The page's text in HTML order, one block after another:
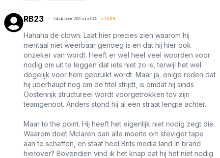
RB23 24 oktober 2025 om 9:55 + 1500
Hahaha de clown. Laat hier precies zien waarom hij
mentaal niet weerbaar genoeg is en dat hij hier ook
onzeker van wordt. Heeft er wel heel veel woorden voor
nodig om uit te leggen dat iets niet zo is, terwijl het wel
degelijk voor hem gebruikt wordt. Maar ja, enige reden dat
hij überhaupt nog om de titel strijdt, is omdat hij sinds
Oostenrijk structureel wordt voorgetrokken tov zijn
teamgenoot. Anders stond hij al een straat lengte achter.
Maar to the point. Hij heeft het eigenlijk niet nodig zegt die.
Waarom doet Mclaren dan alle moeite om steviger tape
aan te schaffen, en staat heel Brits media land in brand
hierover? Bovendien vind ik het knap dat hij het niet nodig